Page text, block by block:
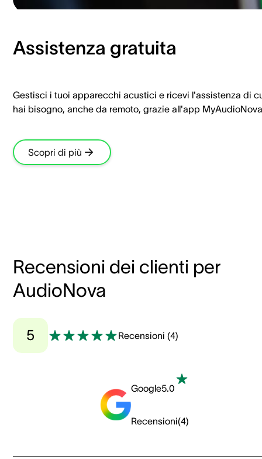
Assistenza gratuita
Gestisci i tuoi apparecchi acustici e ricevi l'assistenza di
hai bisogno, anche da remoto, grazie all'app
Scopri di più
Recensioni dei clienti per
AudioNova
5 Recensioni (4)
Google5.0
Recensioni(4)